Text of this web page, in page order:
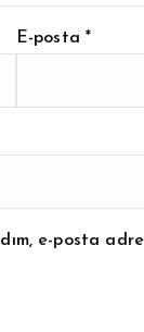
E-posta*
e-posta